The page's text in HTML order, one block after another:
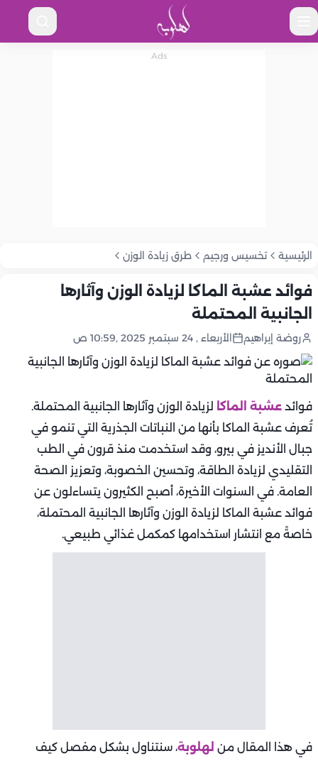
الرئيسية تخسيس ورجيم طرق زيادة الوزن
فوائد عشبة الماكا لزيادة الوزن وآثارها
الجانبية المحتملة
روضة إبراهيم الأربعاء , 24 سبتمبر 2025 ,10:59 ص
فوائد عشبة الماكا لزيادة الوزن وآثارها الجانبية المحتملة.
تُعرف عشبة الماكا بأنها من النباتات الجذرية التي تنمو في
جبال الأنديز في بيرو، وقد استخدمت منذ قرون في الطب
التقليدي لزيادة الطاقة، وتحسين الخصوبة، وتعزيز الصحة
العامة. في السنوات الأخيرة، أصبح الكثيرون يتساءلون عن
فوائد عشبة الماكا لزيادة الوزن وآثارها الجانبية المحتملة،
خاصةً مع انتشار استخدامها كمكمل غذائي طبيعي.
في هذا المقال من لهلوبة، سنتناول بشكل مفصل كيف